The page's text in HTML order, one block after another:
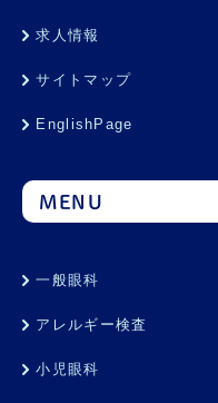
求人情報
サイトマップ
EnglishPage
MENU
一般眼科
アレルギー検査
小児眼科